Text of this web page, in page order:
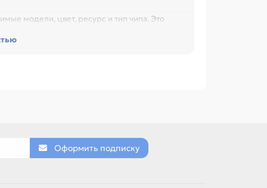
модели, цвет, ресурс и тип чипа. Это
можно использовать для замены,
Оформить подписку